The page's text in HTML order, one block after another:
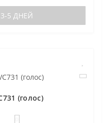
5 ДНЕЙ
(голос)